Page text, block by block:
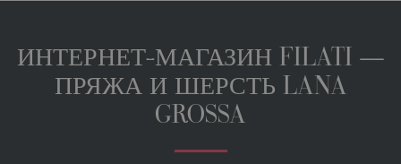
ИНТЕРНЕТ-МАГАЗИН FILATI —
ПРЯЖА И ШЕРСТЬ LANA
GROSSA